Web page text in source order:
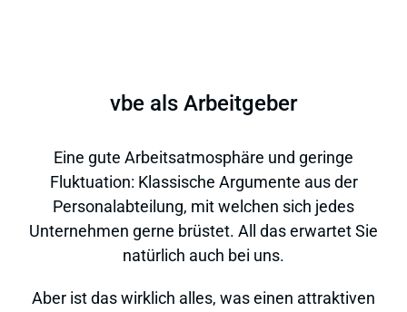
vbe als Arbeitgeber
Eine gute Arbeitsatmosphäre und geringe
Fluktuation: Klassische Argumente aus der
Personalabteilung, mit welchen sich jedes
Unternehmen gerne brüstet. All das erwartet Sie
natürlich auch bei uns.
Aber ist das wirklich alles, was einen attraktiven